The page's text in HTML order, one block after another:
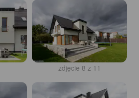
zdjęcie 8 z 11